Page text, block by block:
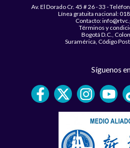
Av. El Dorado Cr. 45 # 26 - 33 -
Línea gratuita nacional:
Contacto:
Términos y
Bogotá D.C.,
Suramérica, Código
Síguenos